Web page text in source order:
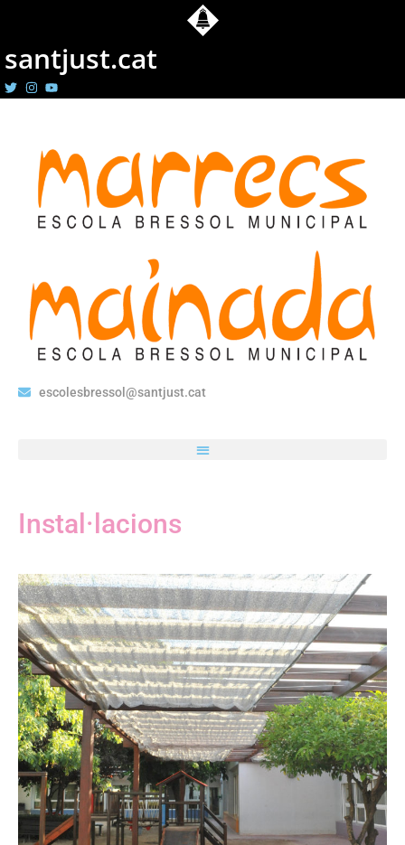
santjust.cat
escolesbressol@santjust.cat
Instal·lacions